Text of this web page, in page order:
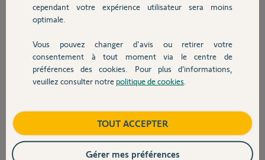
Devis avec un pro
Contact
Montrez des photos du boîtier électronique et ses étiquettes.
voici les photos demandées. bonne soirée
cependant votre expérience utilisateur sera moins
optimale.
Vous pouvez changer d'avis ou retirer votre
consentement à tout moment via le centre de
préférences des cookies. Pour plus d’informations,
veuillez consulter notre politique de cookies
TOUT ACCEPTER
Gérer mes préférences